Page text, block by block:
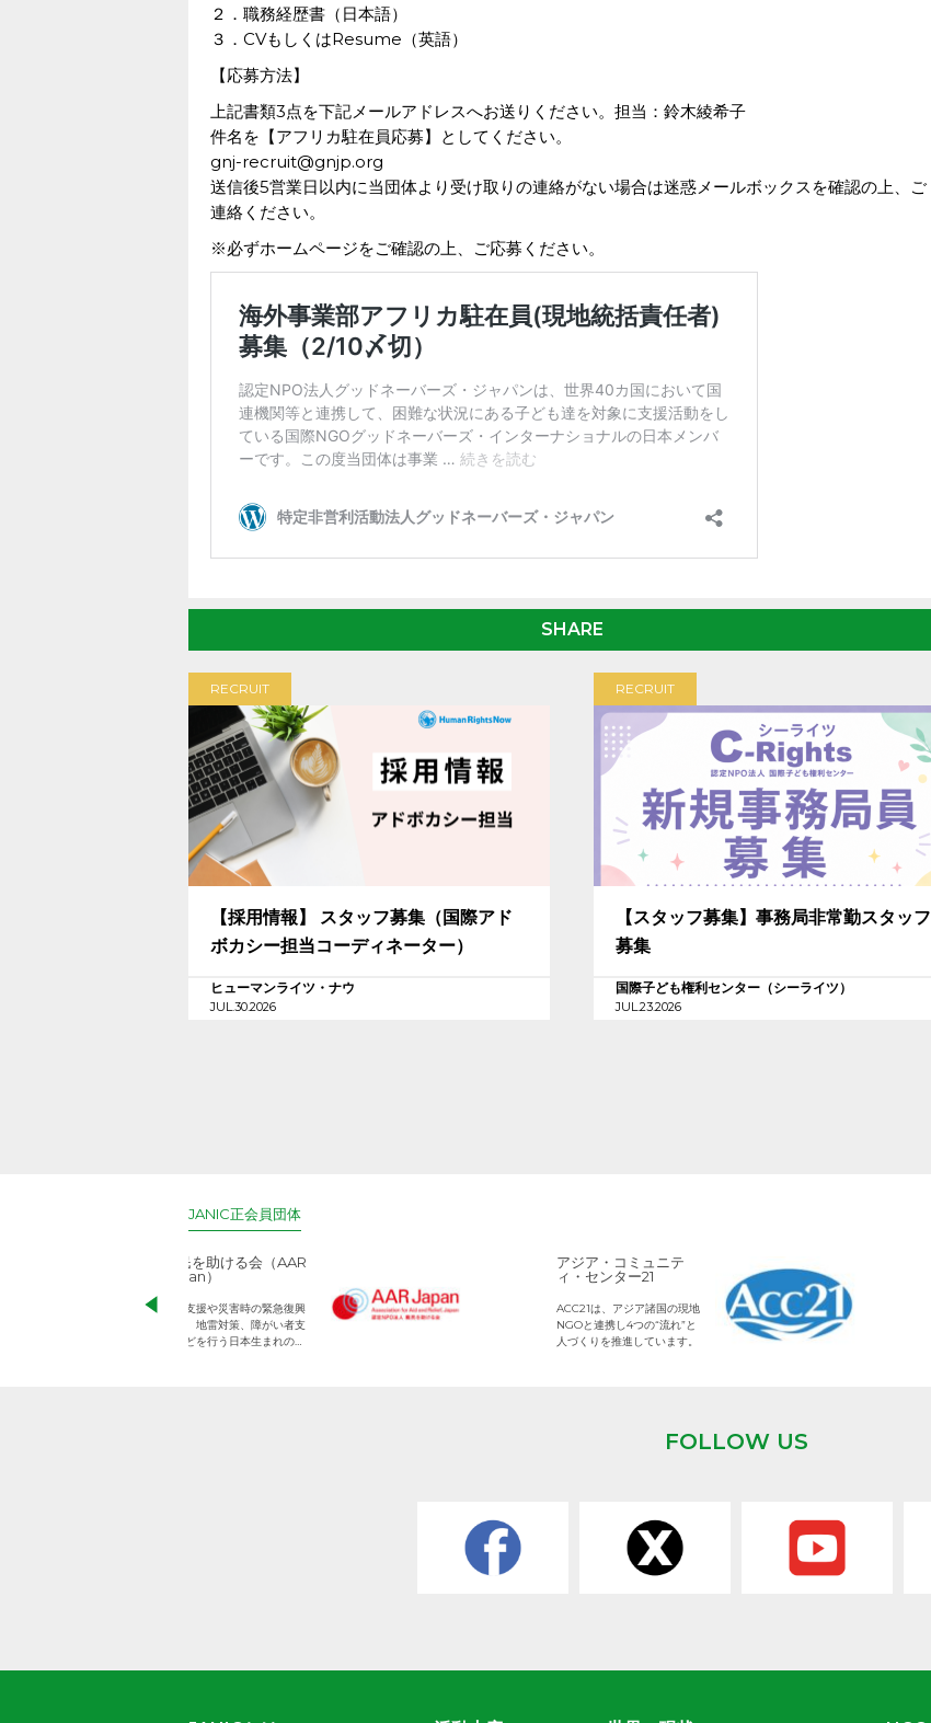
２．職務経歴書（日本語）
３．CVもしくはResume（英語）
【応募方法】
上記書類3点を下記メールアドレスへお送りください。担当：鈴木綾希子
件名を【アフリカ駐在員応募】としてください。
gnj-recruit@gnjp.org
送信後5営業日以内に当団体より受け取りの連絡がない場合は迷惑メールボックスを確認の上、ご
連絡ください。
※必ずホームページをご確認の上、ご応募ください。
SHARE
RECRUIT
【採用情報】 スタッフ募集（国際アド
ボカシー担当コーディネーター）
ヒューマンライツ・ナウ
JUL.30.2026
RECRUIT
【スタッフ募集】事務局非常勤スタッフ
募集
国際子ども権利センター（シーライツ）
JUL.23.2026
JANIC正会員団体
アジア・コミュニテ
ィ・センター21
ACC21は、アジア諸国の現地
NGOと連携し4つの“流れ”と
人づくりを推進しています。
ACE (エース)
利が守られた世界をめざして
活動するNGOです。
FOLLOW US